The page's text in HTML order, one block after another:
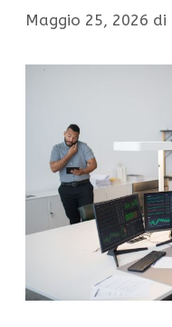
Maggio 25, 2026 di